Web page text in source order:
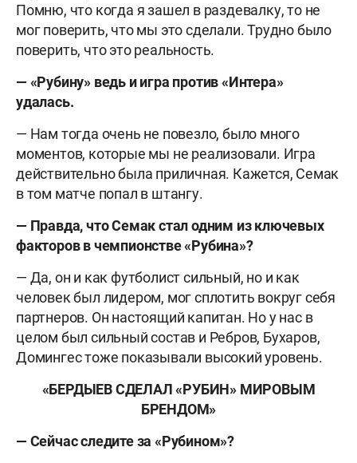
Помню, что когда я зашел в раздевалку, то не
мог поверить, что мы это сделали. Трудно было
поверить, что это реальность.
— «Рубину» ведь и игра против «Интера»
удалась.
— Нам тогда очень не повезло, было много
моментов, которые мы не реализовали. Игра
действительно была приличная. Кажется, Семак
в том матче попал в штангу.
— Правда, что Семак стал одним из ключевых
факторов в чемпионстве «Рубина»?
— Да, он и как футболист сильный, но и как
человек был лидером, мог сплотить вокруг себя
партнеров. Он настоящий капитан. Но у нас в
целом был сильный состав и Ребров, Бухаров,
Домингес тоже показывали высокий уровень.
«БЕРДЫЕВ СДЕЛАЛ«РУБИН» МИРОВЫМ
БРЕНДОМ»
— Сейчас следите за «Рубином»?